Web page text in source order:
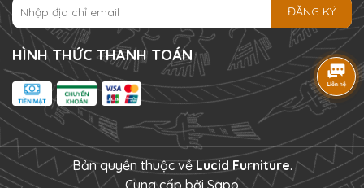
ĐĂNG KÝ
HÌNH THỨC THANH TOÁN
Bản quyền thuộc vềLucid Furniture.
Cung cấp bởi Sapo